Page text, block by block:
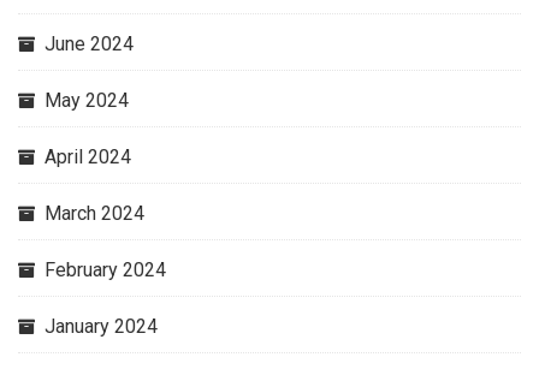
June 2024
May 2024
April 2024
March 2024
February 2024
January 2024